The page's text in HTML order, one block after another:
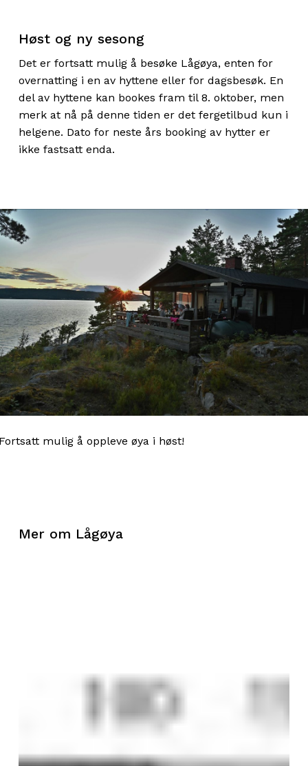
Høst og ny sesong
Det er fortsatt mulig å besøke Lågøya, enten for
overnatting i en av hyttene eller for dagsbesøk. En
del av hyttene kan bookes fram til 8. oktober, men
merk at nå på denne tiden er det fergetilbud kun i
helgene. Dato for neste års booking av hytter er
ikke fastsatt enda.
mulig å oppleve øya i høst!
Mer om Lågøya